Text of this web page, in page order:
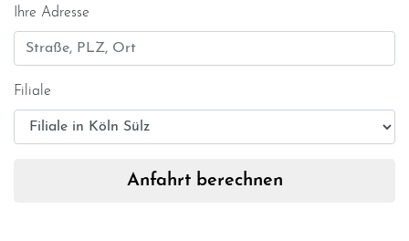
Ihre Adresse
Filiale
Anfahrt berechnen